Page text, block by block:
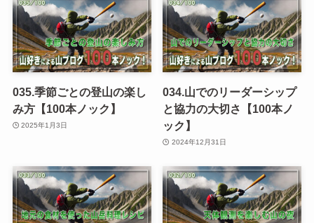
035.季節ごとの登山の楽し
み方【100本ノック】
2025年1月3日
034.山でのリーダーシップ
と協力の大切さ【100本ノ
ック】
2024年12月31日